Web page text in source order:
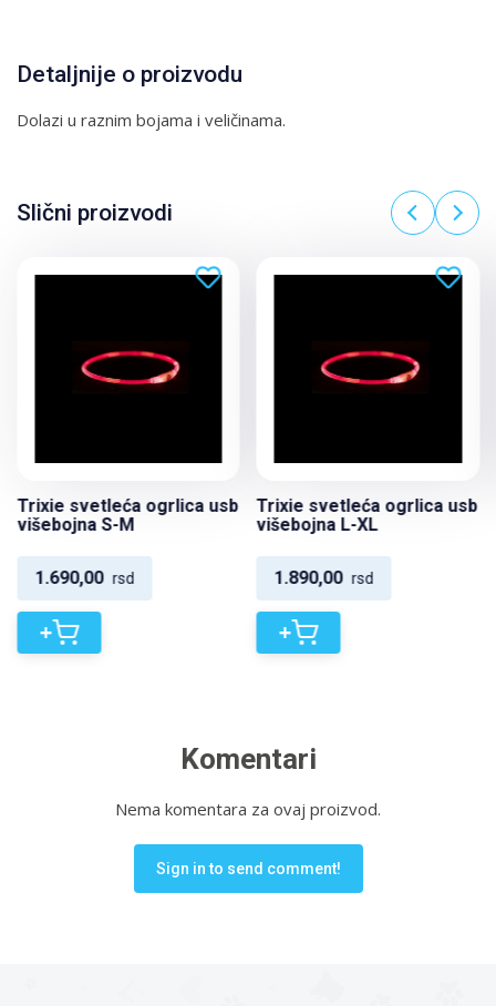
Detaljnije o proizvodu
Dolazi u raznim bojama i veličinama.
Slični proizvodi
Trixie svetleća ogrlica usb
višebojna S-M
1.690,00 rsd
+
Trixie svetleća ogrlica usb
višebojna L-XL
1.890,00 rsd
+
Komentari
Nema komentara za ovaj proizvod.
Sign in to send comment!